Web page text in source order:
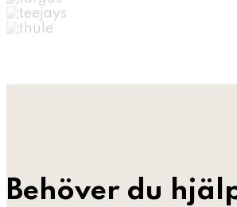
Behöver du